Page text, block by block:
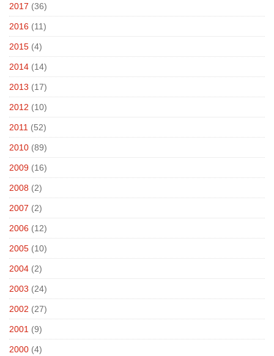
2017 (36)
2016 (11)
2015 (4)
2014 (14)
2013 (17)
2012 (10)
2011 (52)
2010 (89)
2009 (16)
2008 (2)
2007 (2)
2006 (12)
2005 (10)
2004 (2)
2003 (24)
2002 (27)
2001 (9)
2000 (4)